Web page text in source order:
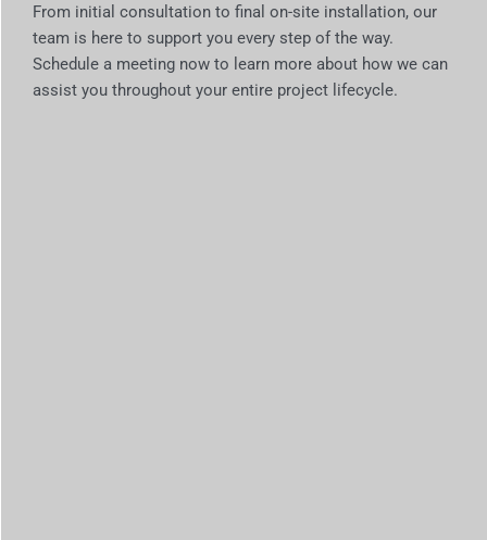
From initial consultation to final on-site installation, our
team is here to support you every step of the way.
Schedule a meeting now to learn more about how we can
assist you throughout your entire project lifecycle.